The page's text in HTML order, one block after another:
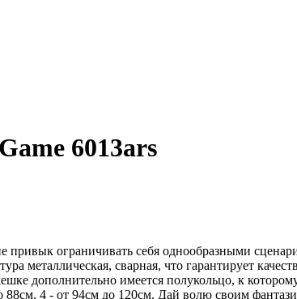
6013ars
ограничивать себя однообразными
металлическая, сварная, что гарантирует
дополнительно имеется полукольцо, к
4 - от 94см до 120см. Дай волю своим